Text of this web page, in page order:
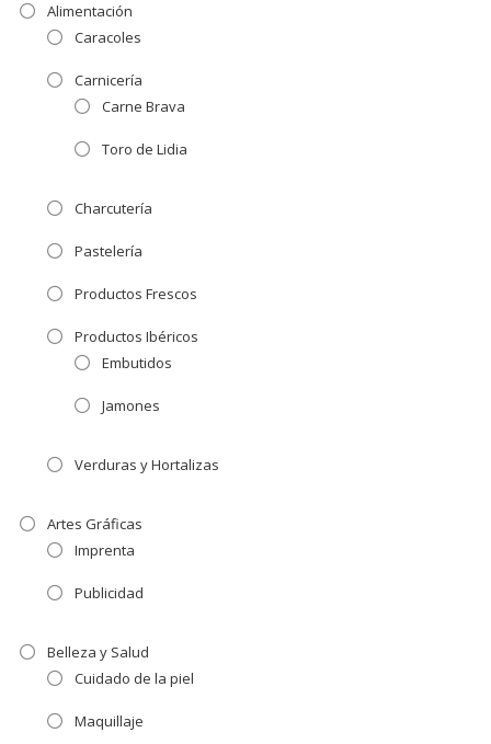
Alimentación
Caracoles
Carnicería
Carne Brava
Toro de Lidia
Charcutería
Pastelería
Productos Frescos
Productos Ibéricos
Embutidos
Jamones
Verduras y Hortalizas
Artes Gráficas
Imprenta
Publicidad
Belleza y Salud
Cuidado de la piel
Maquillaje